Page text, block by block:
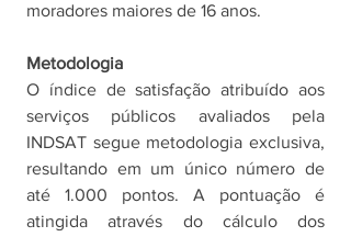
moradores maiores de 16 anos.
Metodologia
O índice de satisfação atribuído aos
serviços públicos avaliados pela
INDSAT segue metodologia exclusiva,
resultando em um único número de
até 1.000 pontos. A pontuação é
atingida através do cálculo dos